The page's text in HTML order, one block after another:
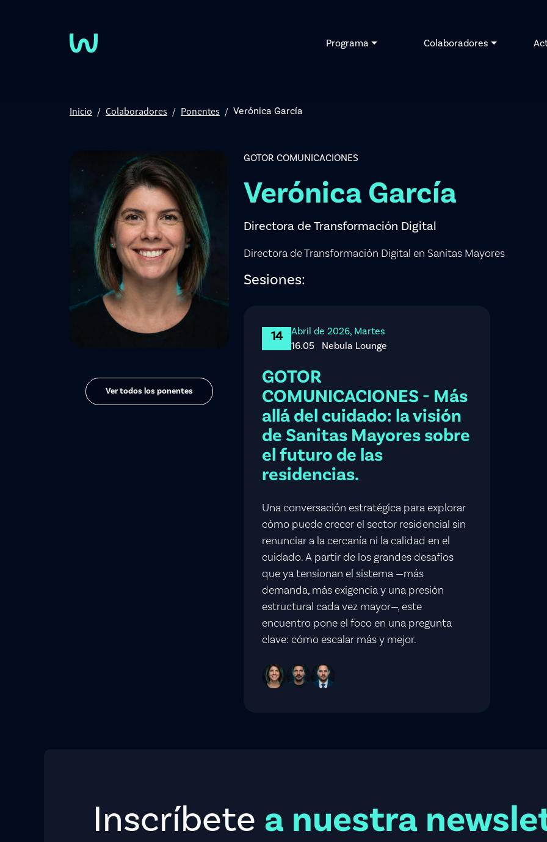
Programa Colaboradores
Inicio Colaboradores Ponentes Verónica García
Ver todos los ponentes
GOTOR COMUNICACIONES
Verónica García
Directora de Transformación Digital
Directora de Transformación Digital en Sanitas Mayores
Sesiones:
14
Abril de 2026, Martes
16.05
Nebula Lounge
GOTOR
COMUNICACIONES - Más
allá del cuidado: la visión
de Sanitas Mayores sobre
el futuro de las
residencias.
Una conversación estratégica para explorar
cómo puede crecer el sector residencial sin
renunciar a la cercanía ni la calidad en el
cuidado. A partir de los grandes desafíos
que ya tensionan el sistema —más
demanda, más exigencia y una presión
estructural cada vez mayor—, este
encuentro pone el foco en una pregunta
clave: cómo escalar más y mejor.
Inscríbete a nuestra